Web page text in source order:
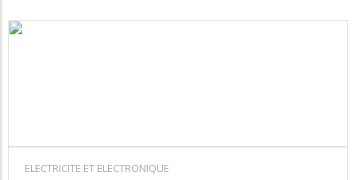
ELECTRICITE ET ELECTRONIQUE